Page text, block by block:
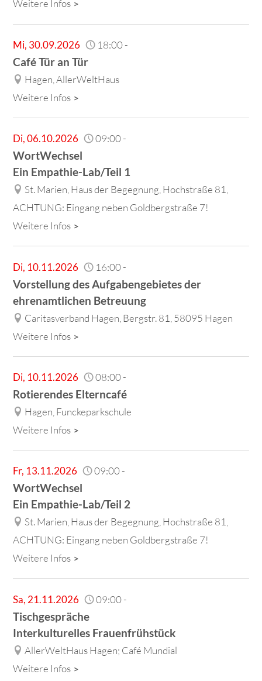
Weitere Infos
Mi, 30.09.2026 18:00-
Café Tür an Tür
Hagen, AllerWeltHaus
Weitere Infos
Di,06.10.2026 09:00-
WortWechsel
Ein Empathie-Lab/Teil 1
St. Marien, Haus der Begegnung, Hochstraße 81,
ACHTUNG: Eingang neben Goldbergstraße 7!
Weitere Infos
Di, 10.11.2026 16:00-
Vorstellung des Aufgabengebietes der
ehrenamtlichen Betreuung
Caritasverband Hagen, Bergstr. 81, 58095 Hagen
Weitere Infos
Di, 10.11.2026 08:00-
Rotierendes Elterncafé
Hagen, Funckeparkschule
Weitere Infos
Fr, 13.11.2026 09:00-
WortWechsel
Ein Empathie-Lab/Teil 2
St. Marien, Haus der Begegnung, Hochstraße 81,
ACHTUNG: Eingang neben Goldbergstraße 7!
Weitere Infos
Sa, 21.11.2026 09:00-
Tischgespräche
Interkulturelles Frauenfrühstück
AllerWeltHaus Hagen; Café Mundial
Weitere Infos